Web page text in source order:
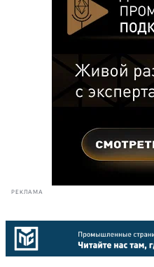
РЕКЛАМА